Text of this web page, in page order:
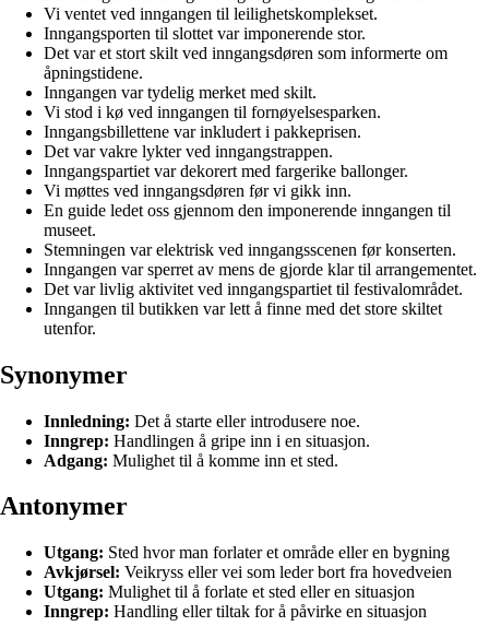
Vi ventet ved inngangen til leilighetskomplekset.
Inngangsporten til slottet var imponerende stor.
Det var et stort skilt ved inngangsdøren som informerte om
åpningstidene.
Inngangen var tydelig merket med skilt.
Vi stod i kø ved inngangen til fornøyelsesparken.
Inngangsbillettene var inkludert i pakkeprisen.
Det var vakre lykter ved inngangstrappen.
Inngangspartiet var dekorert med fargerike ballonger.
Vi møttes ved inngangsdøren før vi gikk inn.
En guide ledet oss gjennom den imponerende inngangen til
museet.
Stemningen var elektrisk ved inngangsscenen før konserten.
Inngangen var sperret av mens de gjorde klar til arrangementet.
Det var livlig aktivitet ved inngangspartiet til festivalområdet.
Inngangen til butikken var lett å finne med det store skiltet
utenfor.
Synonymer
Innledning: Det å starte eller introdusere noe.
Inngrep: Handlingen å gripe inn i en situasjon.
Adgang: Mulighet til å komme inn et sted.
Antonymer
Utgang: Sted hvor man forlater et område eller en bygning
Avkjørsel: Veikryss eller vei som leder bort fra hovedveien
Utgang: Mulighet til å forlate et sted eller en situasjon
Inngrep: Handling eller tiltak for å påvirke en situasjon